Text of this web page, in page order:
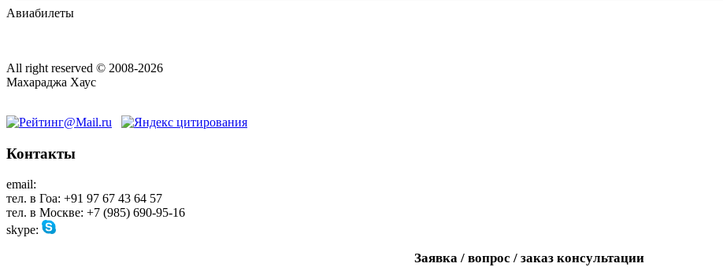
Авиабилеты
All right reserved © 2008-2026
Махараджа Хаус
Контакты
email:
тел. в Гоа: +91 97 67 43 64 57
тел. в Москве: +7 (985) 690-95-16
skype:
Заявка / вопрос / заказ консультации